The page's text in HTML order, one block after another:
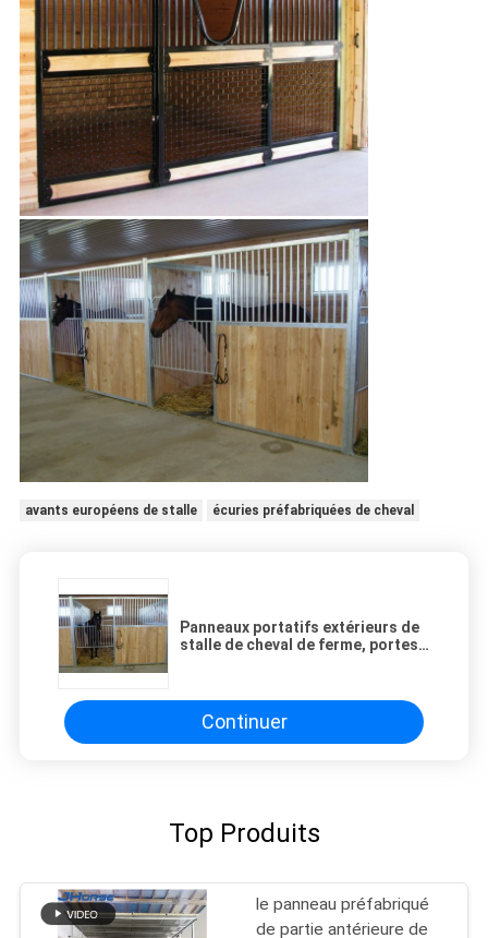
avants européens de stalle écuries préfabriquées de cheval
Panneaux portatifs extérieurs de
stalle de cheval de ferme, portes
Continuer
Top Produits
le panneau préfabriqué
de partie antérieure de